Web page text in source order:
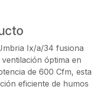
Ix/a/34 fusiona
óptima en
de 600 Cfm, esta
eficiente de humos